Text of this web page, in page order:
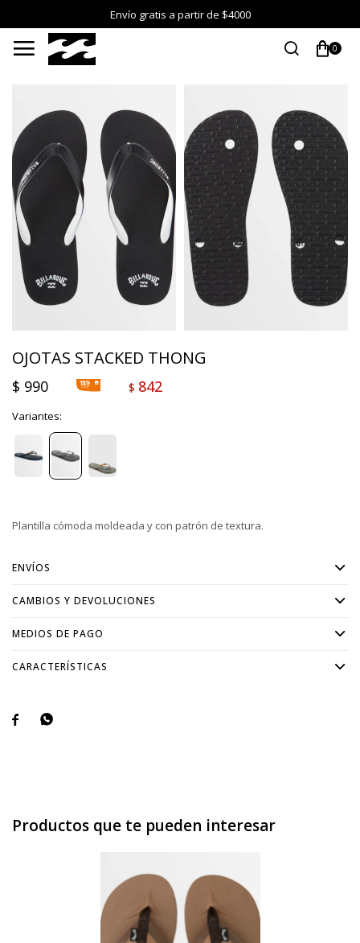
Envío gratis a partir de $4000
0

OJOTAS STACKED THONG
$ 990 $ 842
Variantes:
Plantilla cómoda moldeada y con patrón de textura.
ENVÍOS
CAMBIOS Y DEVOLUCIONES
MEDIOS DE PAGO
CARACTERÍSTICAS
 
Productos que te pueden interesar